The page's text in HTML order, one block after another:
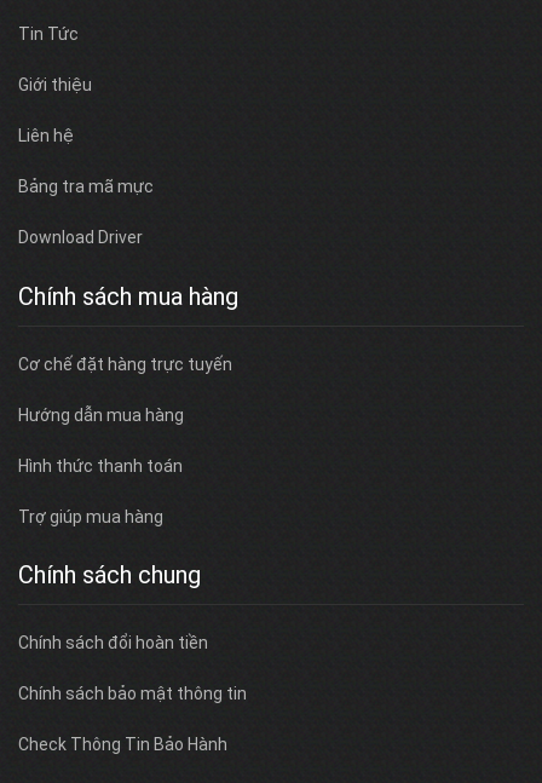
Tin Tức
Giới thiệu
Liên hệ
Bảng tra mã mực
Download Driver
Chính sách mua hàng
Cơ chế đặt hàng trực tuyến
Hướng dẫn mua hàng
Hình thức thanh toán
Trợ giúp mua hàng
Chính sách chung
Chính sách đổi hoàn tiền
Chính sách bảo mật thông tin
Check Thông Tin Bảo Hành